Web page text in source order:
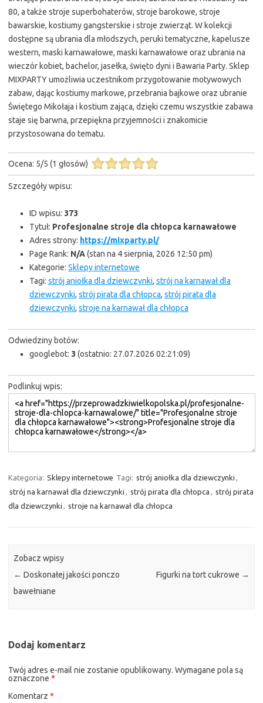
80, a także stroje superbohaterów, stroje barokowe, stroje
bawarskie, kostiumy gangsterskie i stroje zwierząt. W kolekcji
dostępne są ubrania dla młodszych, peruki tematyczne, kapelusze
western, maski karnawałowe, maski karnawałowe oraz ubrania na
wieczór kobiet, bachelor, jasełka, święto dyni i Bawaria Party. Sklep
MIXPARTY umożliwia uczestnikom przygotowanie motywowych
zabaw, dając kostiumy markowe, przebrania bajkowe oraz ubranie
Świętego Mikołaja i kostium zająca, dzięki czemu wszystkie zabawa
staje się barwna, przepiękna przyjemności i znakomicie
przystosowana do tematu.
Ocena: 5/5 (1 głosów)
Szczegóły wpisu:
ID wpisu: 373
Tytuł: Profesjonalne stroje dla chłopca karnawałowe
Adres strony: https://mixparty.pl/
Page Rank: N/A(stan na 4 sierpnia, 2026 12:50 pm)
Kategorie: Sklepy internetowe
Tagi: strój aniołka dla dziewczynki, strój na karnawał dla
dziewczynki, strój pirata dla chłopca, strój pirata dla
dziewczynki, stroje na karnawał dla chłopca
Odwiedziny botów:
googlebot: 3 (ostatnio: 27.07.2026 02:21:09)
Podlinkuj wpis:
Kategoria: Sklepy internetowe Tagi: strój aniołka dla dziewczynki ,
strój na karnawał dla dziewczynki , strój pirata dla chłopca , strój pirata
dla dziewczynki , stroje na karnawał dla chłopca
Zobacz wpisy
← Doskonałej jakości ponczo
bawełniane
Figurki na tort cukrowe →
Dodaj komentarz
Twój adres e-mail nie zostanie opublikowany. Wymagane pola są
oznaczone *
Komentarz *